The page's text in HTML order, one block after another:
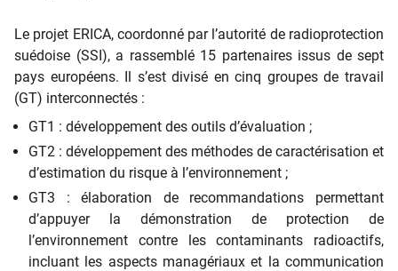
Le projet ERICA, coordonné par l’autorité de radioprotection
suédoise (SSI), a rassemblé 15 partenaires issus de sept
pays européens. Il s’est divisé en cinq groupes de travail
(GT) interconnectés :
GT1 : développement des outils d’évaluation ;
GT2 : développement des méthodes de caractérisation et
d’estimation du risque à l’environnement ;
GT3 : élaboration de recommandations permettant
d’appuyer la démonstration de protection de
l’environnement contre les contaminants radioactifs,
incluant les aspects managériaux et la communication